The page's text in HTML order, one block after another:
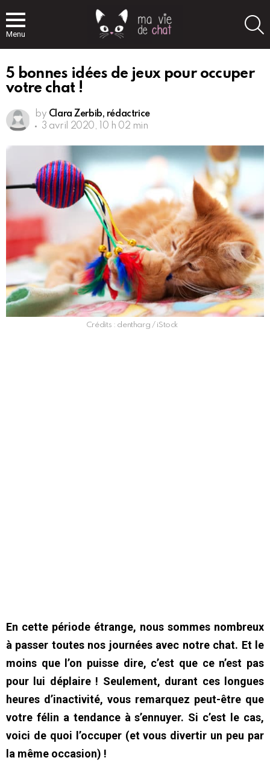
Menu
5 bonnes idées de jeux pour occuper
votre chat !
by Clara Zerbib, rédactrice
3 avril 2020, 10 h 02 min
Crédits : dentharg / iStock
En cette période étrange, nous sommes nombreux
à passer toutes nos journées avec notre chat. Et le
moins que l’on puisse dire, c’est que ce n’est pas
pour lui déplaire ! Seulement, durant ces longues
heures d’inactivité, vous remarquez peut-être que
votre félin a tendance à s’ennuyer. Si c’est le cas,
voici de quoi l’occuper (et vous divertir un peu par
la même occasion) !